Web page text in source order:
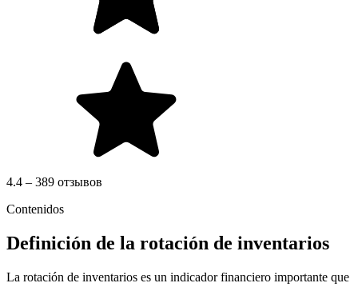
4.4 – 389 отзывов
Contenidos
Definición de la rotación de inventarios
La rotación de inventarios es un indicador financiero importante que